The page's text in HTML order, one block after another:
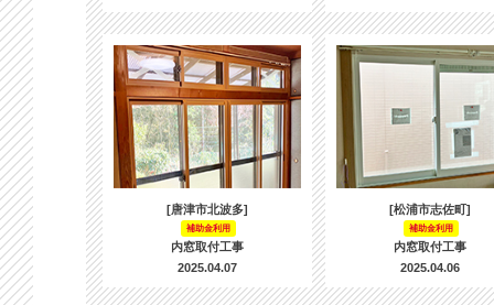
[唐津市北波多]
補助金利用
内窓取付工事
2025.04.07
[松浦市志佐町]
補助金利用
内窓取付工事
2025.04.06